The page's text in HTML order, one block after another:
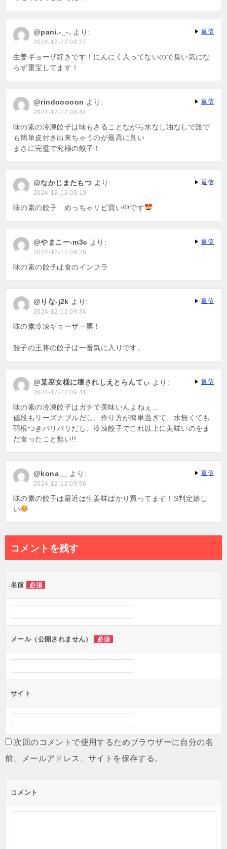
@pani.-_-. より:
2024-12-12 08:27
生姜ギョーザ好きです！にんにく入ってないので臭い気にな
らず重宝してます！
返信
@rindooooon より:
2024-12-12 08:44
味の素の冷凍餃子は味もさることながら水なし油なしで誰で
も簡単皮付き出来ちゃうのが最高に良い
まさに完璧で究極の餃子！
返信
@なかじまたもつ より:
2024-12-12 09:10
味の素の餃子 めっちゃリピ買い中です
返信
@やまこー-m3c より:
2024-12-12 09:28
味の素の餃子は食のインフラ
返信
@りな-j2k より:
2024-12-12 09:34
味の素冷凍ギョーザ一票！
餃子の王将の餃子は一番気に入りです。
返信
@某巫女様に壊されしえとらんてぃ より:
2024-12-12 09:41
味の素の冷凍餃子はガチで美味いんよねぇ…
値段もリーズナブルだし、作り方が簡単過ぎて、水無くても
羽根つきパリパリだし、冷凍餃子でこれ以上に美味いのをま
だ食ったこと無い!!
返信
@kona__ より:
2024-12-12 09:56
味の素の餃子は最近は生姜味ばかり買ってます！S判定嬉し
い
返信
コメントを残す
名前 必須
メール（公開されません） 必須
サイト
次回のコメントで使用するためブラウザーに自分の名
前、メールアドレス、サイトを保存する。
コメント